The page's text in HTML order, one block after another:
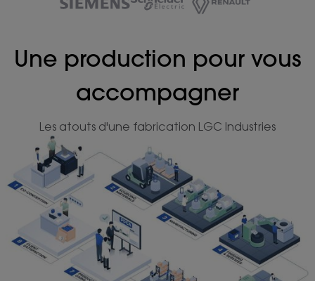
Une production pour vous
accompagner
Les atouts d'une fabrication LGC Industries